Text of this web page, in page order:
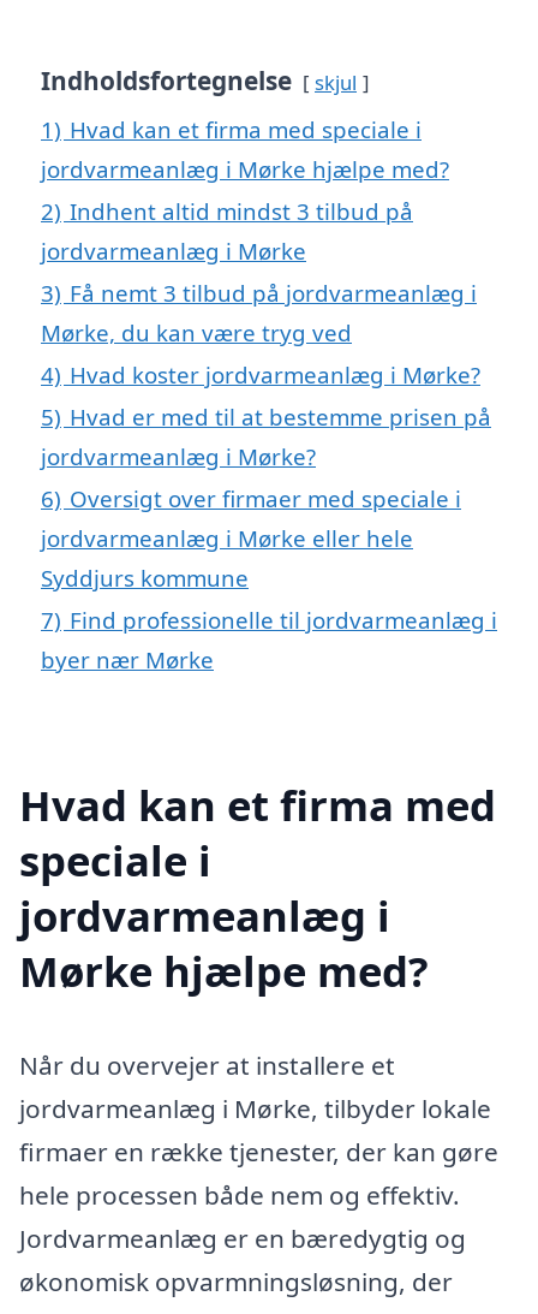
Indholdsfortegnelse skjul
1) Hvad kan et firma med speciale i
jordvarmeanlæg i Mørke hjælpe med?
2) Indhent altid mindst 3 tilbud på
jordvarmeanlæg i Mørke
3) Få nemt 3 tilbud på jordvarmeanlæg i
Mørke, du kan være tryg ved
4) Hvad koster jordvarmeanlæg i Mørke?
5) Hvad er med til at bestemme prisen på
jordvarmeanlæg i Mørke?
6) Oversigt over firmaer med speciale i
jordvarmeanlæg i Mørke eller hele
Syddjurs kommune
7) Find professionelle til jordvarmeanlæg i
byer nær Mørke
Hvad kan et firma med
speciale i
jordvarmeanlæg i
Mørke hjælpe med?
Når du overvejer at installere et
jordvarmeanlæg i Mørke, tilbyder lokale
firmaer en række tjenester, der kan gøre
hele processen både nem og effektiv.
Jordvarmeanlæg er en bæredygtig og
økonomisk opvarmningsløsning, der